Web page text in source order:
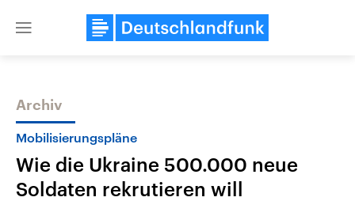
Close
Themen
Archiv
Mobilisierungspläne
Wie die Ukraine 500.000 neue
Soldaten rekrutieren will